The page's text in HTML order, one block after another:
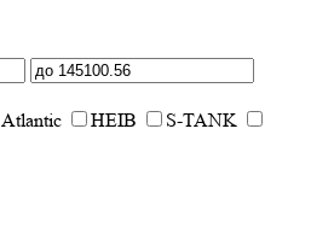
Atlantic HEIB
S-TANK